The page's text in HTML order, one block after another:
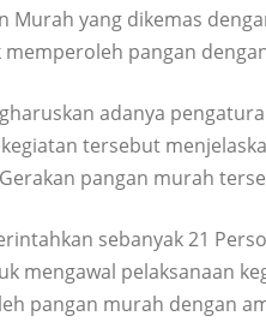
Murah yang dikemas
pangan
adanya
tersebut
pangan murah
sebanyak 21
mengawal pelaksanaan
pangan murah dengan